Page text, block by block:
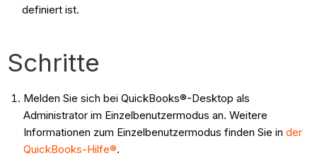
definiert ist.
Schritte
Melden Sie sich bei QuickBooks®-Desktop als
Administrator im Einzelbenutzermodus an. Weitere
Informationen zum Einzelbenutzermodus finden Sie in der
QuickBooks-Hilfe®.